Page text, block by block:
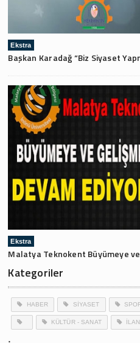
Ekstra
Ekstra
Malatya Teknokent Büyümeye
Kategoriler
HABER SİYASET
KÜLTÜR - SANAT İLAN